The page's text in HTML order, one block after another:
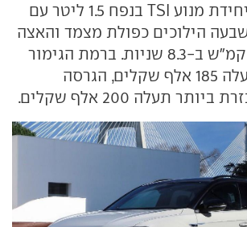
אבזור, כולן עם יחידת מנוע TSI בנפח 1.5 ליטר עם
שבעה הילוכים כפולת מצמד והאצה
מעמידה ל-100 קמ"ש ב-8.3 שניות. ברמת הגימור
הגבוהה יותר תעלה 185 אלף שקלים, הגרסה
תעלה 200 אלף שקלים.